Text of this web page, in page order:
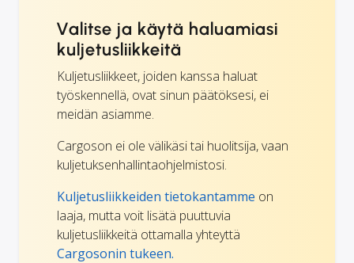
Valitse ja käytä haluamiasi
kuljetusliikkeitä
Kuljetusliikkeet, joiden kanssa haluat
työskennellä, ovat sinun päätöksesi, ei
meidän asiamme.
Cargoson ei ole välikäsi tai huolitsija, vaan
kuljetuksenhallintaohjelmistosi.
Kuljetusliikkeiden tietokantamme on
laaja, mutta voit lisätä puuttuvia
kuljetusliikkeitä ottamalla yhteyttä
Cargosonin tukeen.